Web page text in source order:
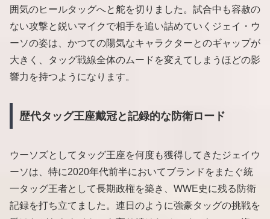
囲気のヒールタッグへと舵を切りました。試合中も容赦の
ない攻撃と鋭いマイクで相手を追い詰めていくジェイ・ウ
ーソの姿は、かつての陽気なキャラクターとのギャップが
大きく、タッグ戦線全体のムードを変えてしまうほどの影
響力を持つようになります。
歴代タッグ王座戴冠と記録的な防衛ロード
ウーソズとしてタッグ王座を何度も獲得してきたジェイウ
ーソは、特に2020年代前半においてブランドをまたぐ統
一タッグ王者として長期政権を築き、WWE史に残る防衛
記録を打ち立てました。連日のように強豪タッグの挑戦を